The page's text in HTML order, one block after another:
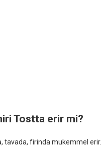
Tostta erir mi?
tavada, firinda mukemmel erir.